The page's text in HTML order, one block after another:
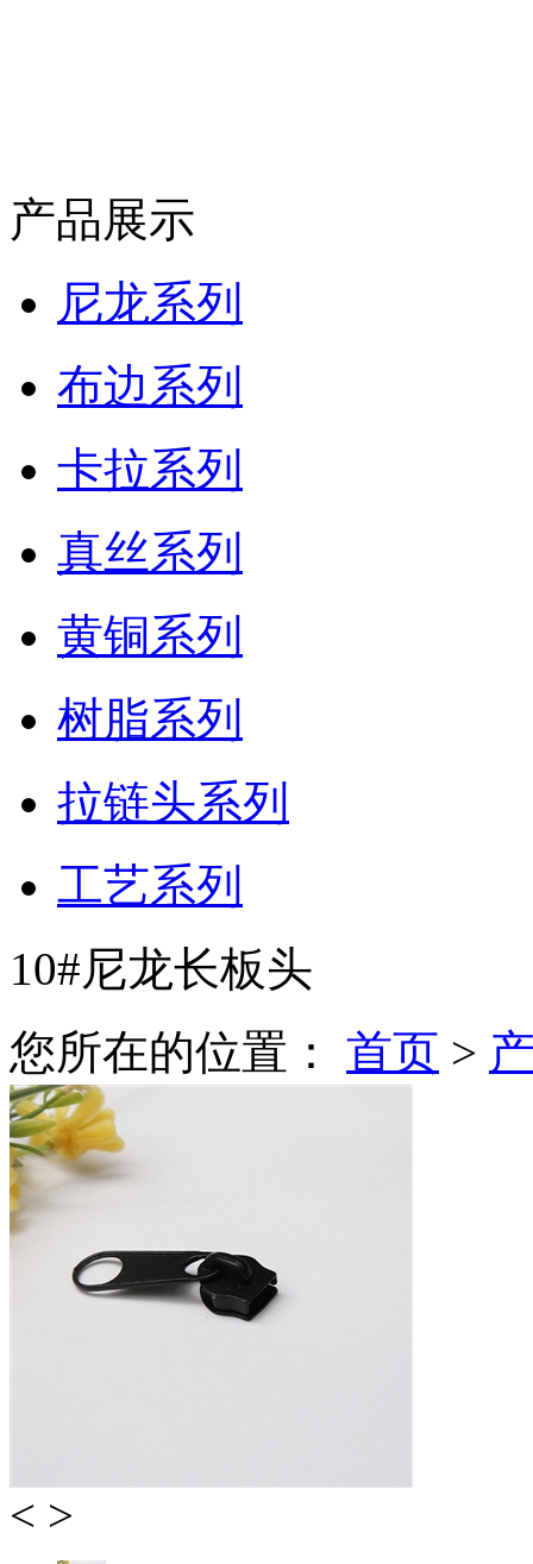
产品展示
尼龙系列
布边系列
卡拉系列
真丝系列
黄铜系列
树脂系列
拉链头系列
工艺系列
10#尼龙长板头
您所在的位置： 首页 >
< >